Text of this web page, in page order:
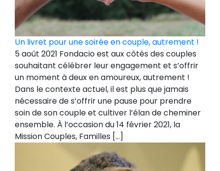
Un livret pour une soirée en couple, autrement !
5 août 2021 Fondacio est aux côtés des couples
souhaitant célébrer leur engagement et s’offrir
un moment à deux en amoureux, autrement !
Dans le contexte actuel, il est plus que jamais
nécessaire de s’offrir une pause pour prendre
soin de son couple et cultiver l’élan de cheminer
ensemble. À l’occasion du 14 février 2021, la
Mission Couples, Familles […]